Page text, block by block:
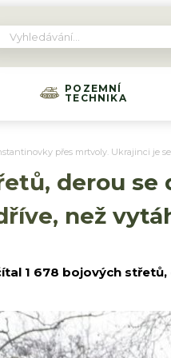
POZEMNÍ
TECHNIKA
přes mrtvoly. Ukrajinci je
derou se
než
1 678 bojových